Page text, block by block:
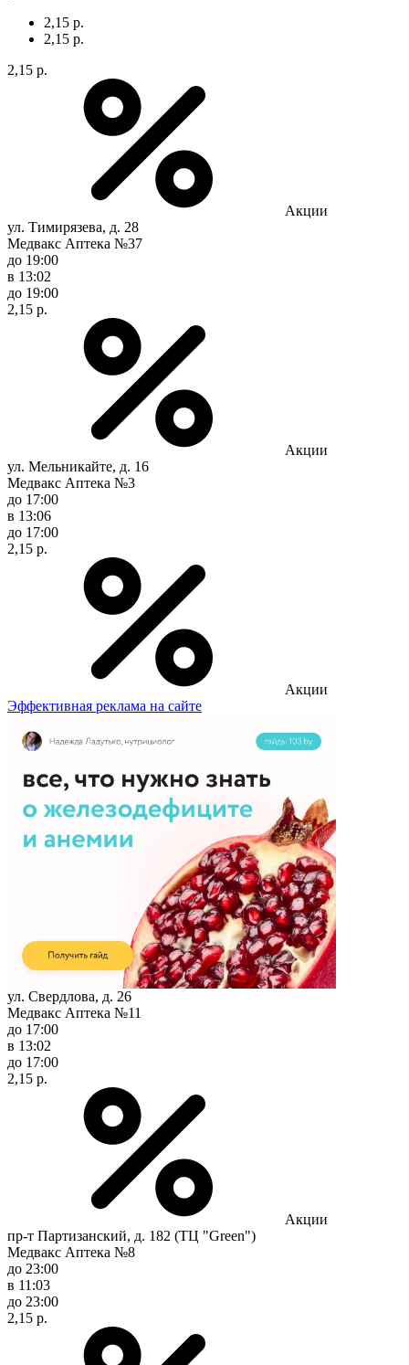
2,15 р.
2,15 р.
2,15 р.
Акции
ул. Тимирязева, д. 28
Медвакс Аптека №37
до 19:00
в 13:02
до 19:00
2,15 р.
Акции
ул. Мельникайте, д. 16
Медвакс Аптека №3
до 17:00
в 13:06
до 17:00
2,15 р.
Акции
Эффективная реклама на сайте
ул. Свердлова, д. 26
Медвакс Аптека №11
до 17:00
в 13:02
до 17:00
2,15 р.
Акции
пр-т Партизанский, д. 182 (ТЦ "Green")
Медвакс Аптека №8
до 23:00
в 11:03
до 23:00
2,15 р.